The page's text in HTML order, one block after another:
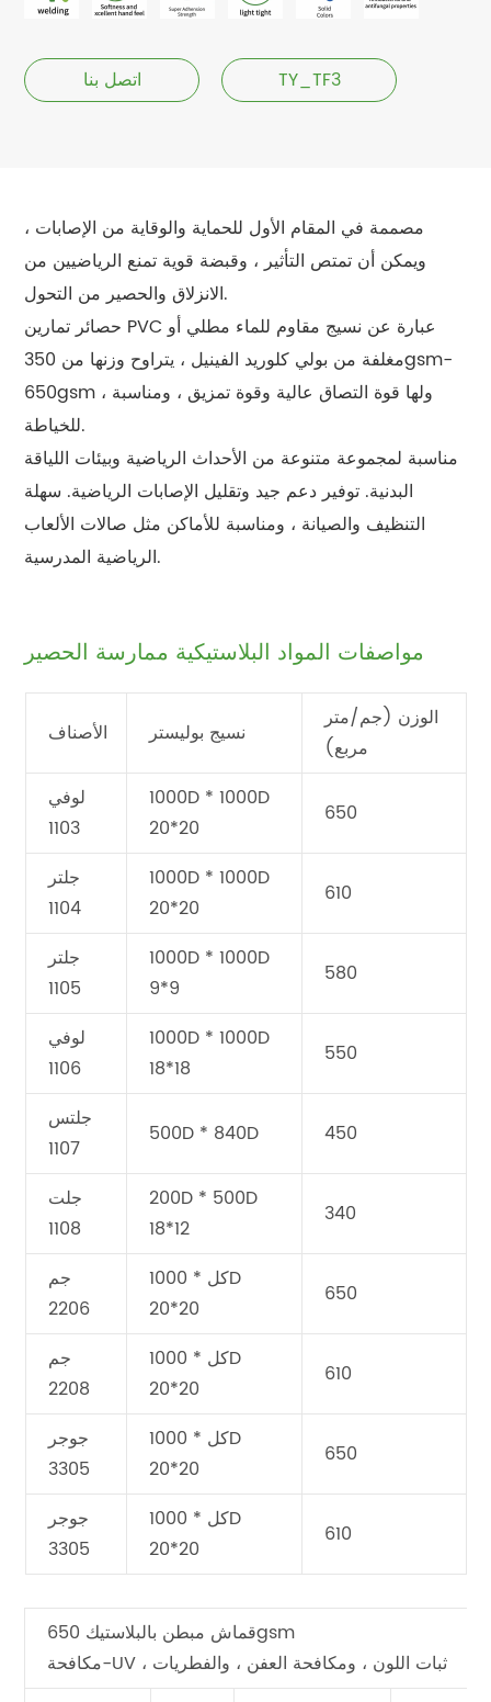
اتصل بنا TY_TF3
مصممة في المقام الأول للحماية والوقاية من الإصابات ،
ويمكن أن تمتص التأثير ، وقبضة قوية تمنع الرياضيين من
الانزلاق والحصير من التحول.
حصائر تمارين PVC عبارة عن نسيج مقاوم للماء مطلي أو
مغلفة من بولي كلوريد الفينيل ، يتراوح وزنها من 350gsm-
650gsm ، ولها قوة التصاق عالية وقوة تمزيق ، ومناسبة
للخياطة.
مناسبة لمجموعة متنوعة من الأحداث الرياضية وبيئات اللياقة
البدنية. توفير دعم جيد وتقليل الإصابات الرياضية. سهلة
التنظيف والصيانة ، ومناسبة للأماكن مثل صالات الألعاب
الرياضية المدرسية.
مواصفات المواد البلاستيكية ممارسة الحصير
الأصناف نسيج بوليستر
الوزن (جم/متر
مربع)
لوفي
1103
1000D * 1000D
20*20
650
جلتر
1104
1000D * 1000D
20*20
610
جلتر
1105
1000D * 1000D
9*9
580
لوفي
1106
1000D * 1000D
18*18
550
جلتس
1107
500D * 840D 450
جلت
1108
200D * 500D
18*12
340
جم
2206
كل * 1000D
20*20
650
جم
2208
كل * 1000D
20*20
610
جوجر
3305
كل * 1000D
20*20
650
جوجر
3305
كل * 1000D
20*20
610
قماش مبطن بالبلاستيك 650gsm
مكافحة-UV ، ثبات اللون ، ومكافحة العفن ، والفطريات